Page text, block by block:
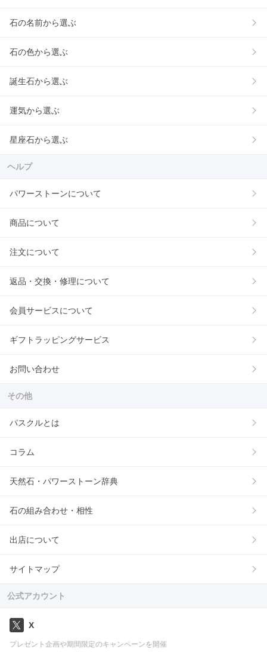
石の名前から選ぶ
石の色から選ぶ
誕生石から選ぶ
運気から選ぶ
星座石から選ぶ
ヘルプ
パワーストーンについて
商品について
注文について
返品・交換・修理について
会員サービスについて
ギフトラッピングサービス
お問い合わせ
その他
パスクルとは
コラム
天然石・パワーストーン辞典
石の組み合わせ・相性
出店について
サイトマップ
公式アカウント
X
プレゼント企画や期間限定のキャンペーンを開催